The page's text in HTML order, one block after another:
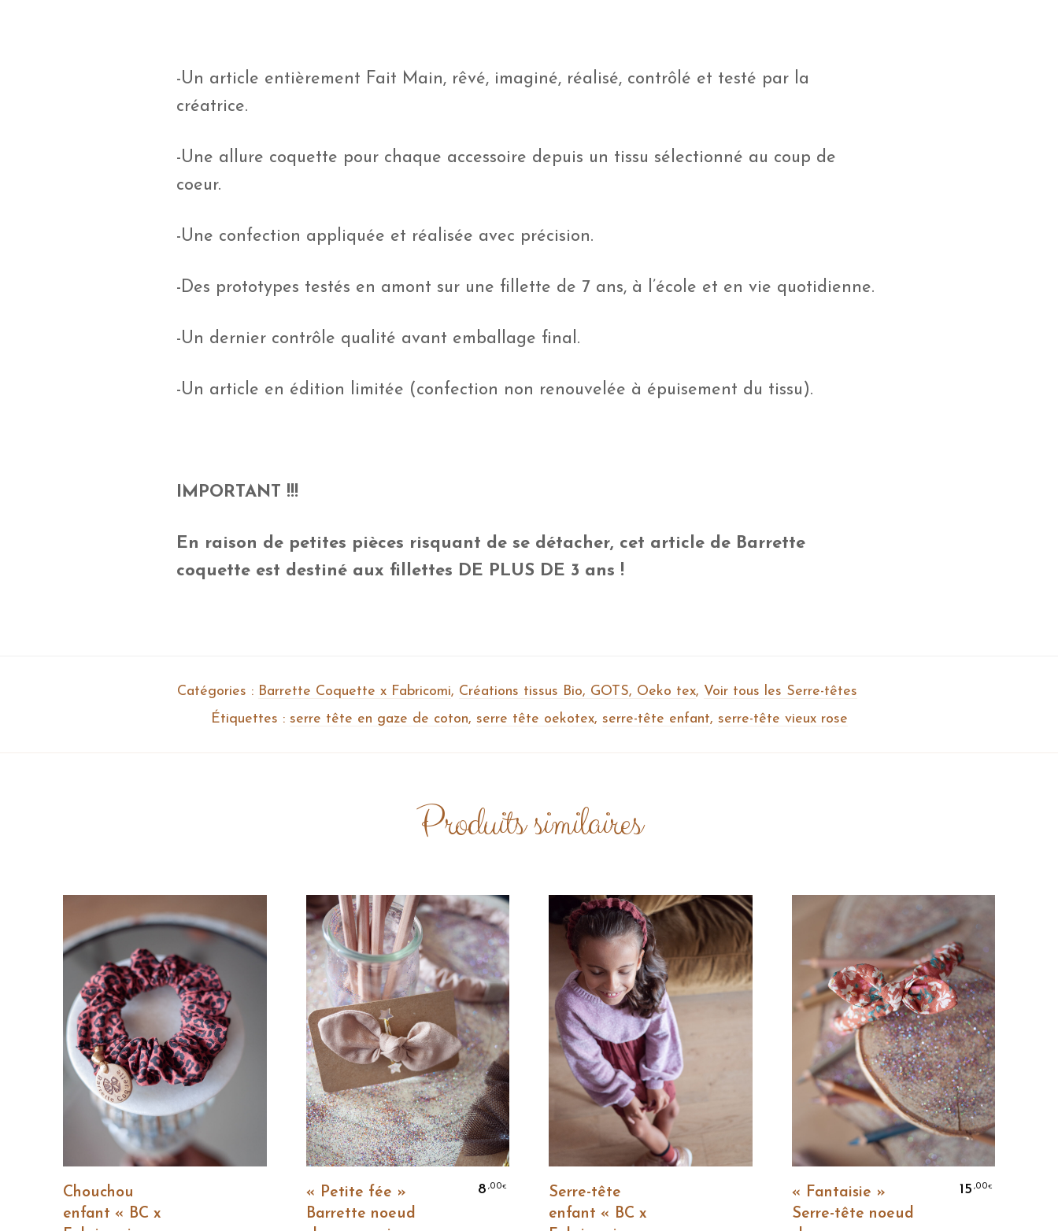
-Un article entièrement Fait Main, rêvé, imaginé, réalisé, contrôlé et testé par la
créatrice.
-Une allure coquette pour chaque accessoire depuis un tissu sélectionné au coup de
coeur.
-Une confection appliquée et réalisée avec précision.
-Des prototypes testés en amont sur une fillette de 7 ans, à l’école et en vie quotidienne.
-Un dernier contrôle qualité avant emballage final.
-Un article en édition limitée (confection non renouvelée à épuisement du tissu).
IMPORTANT !!!
En raison de petites pièces risquant de se détacher, cet article de Barrette
coquette est destiné aux fillettes DE PLUS DE 3 ans !
Catégories : Barrette Coquette x Fabricomi, Créations tissus Bio, GOTS, Oeko tex, Voir tous les Serre-têtes
Étiquettes : serre tête en gaze de coton, serre tête oekotex, serre-tête enfant, serre-tête vieux rose
Produits similaires
Chouchou
enfant « BC x
Lire La Suite
« Petite fée »
Barrette noeud
8 ,00€
Serre-tête
enfant « BC x
« Fantaisie »
Serre-tête noeud
15 ,00€